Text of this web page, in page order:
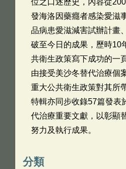
位之口述歷史，內容從
發海洛因藥癮者感染愛滋
品病患愛滋減害試辦計畫
破至今日的成果，歷時10
共衛生政策寫下成功的一
由接受美沙冬替代治療個
重大公共衛生政策對其所
特輯亦同步收錄57篇發表
代治療重要文獻，以彰顯
努力及執行成果。
分類